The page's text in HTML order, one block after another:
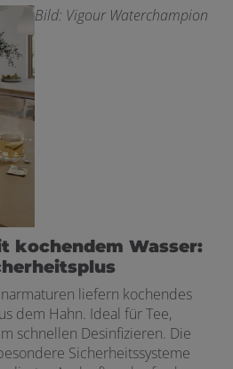
Bild: Vigour Waterchampion
kochendem Wasser:
liefern kochendes
dem Hahn. Ideal für Tee,
schnellen Desinfizieren. Die
Sicherheitssysteme